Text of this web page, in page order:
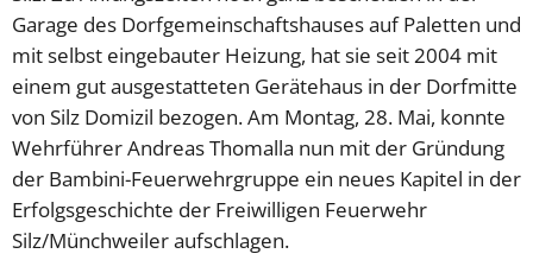
Garage des Dorfgemeinschaftshauses auf Paletten und
mit selbst eingebauter Heizung, hat sie seit 2004 mit
einem gut ausgestatteten Gerätehaus in der Dorfmitte
von Silz Domizil bezogen. Am Montag, 28. Mai, konnte
Wehrführer Andreas Thomalla nun mit der Gründung
der Bambini-Feuerwehrgruppe ein neues Kapitel in der
Erfolgsgeschichte der Freiwilligen Feuerwehr
Silz/Münchweiler aufschlagen.